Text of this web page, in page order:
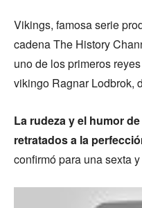
Vikings, famosa serie
cadena The History
uno de los primeros
vikingo Ragnar Lodbrok,
La rudeza y el humor
retratados a la
confirmó para una sexta